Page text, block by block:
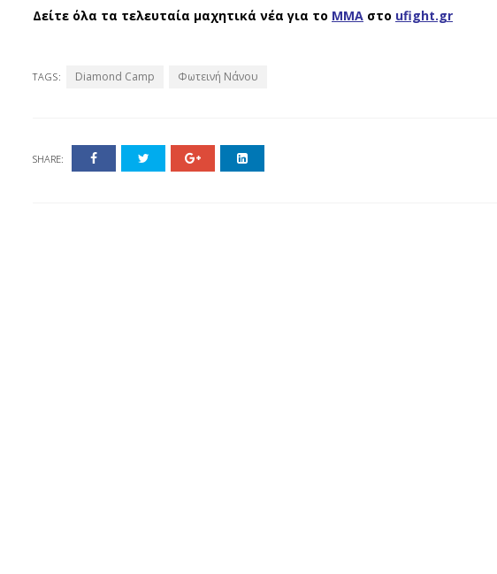
Δείτε όλα τα τελευταία μαχητικά νέα για το ΜΜΑ στο ufight.gr
TAGS: Diamond Camp Φωτεινή Νάνου
SHARE: